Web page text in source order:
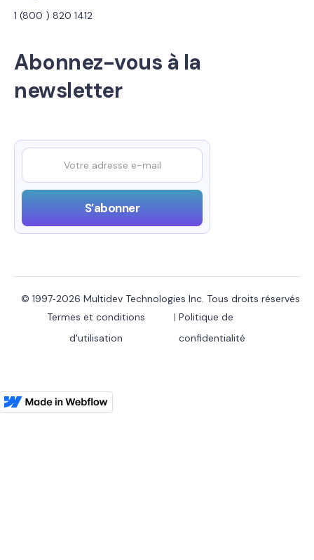
1 (800 ) 820 1412
Abonnez-vous à la
newsletter
© 1997‑2026 Multidev Technologies Inc. Tous droits réservés
Termes et conditions
d'utilisation
| Politique de
confidentialité